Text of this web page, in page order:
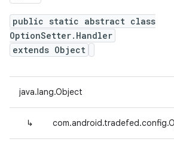
public static abstract class
OptionSetter.Handler
extends Object
java.lang.Object
↳